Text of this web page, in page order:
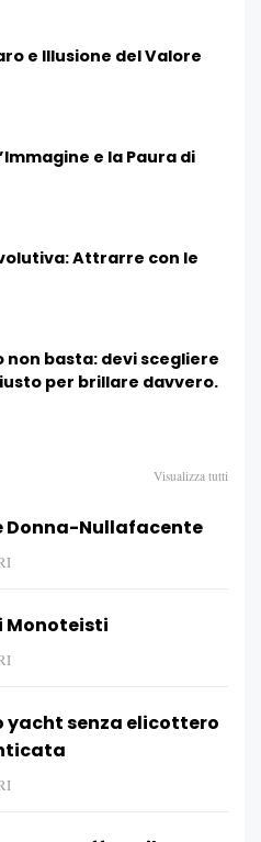
e Illusione del Valore
e la Paura di
Attrarre con le
non basta: devi scegliere
per brillare davvero.
Visualizza tutti
Donna-Nullafacente
Monoteisti
yacht senza elicottero